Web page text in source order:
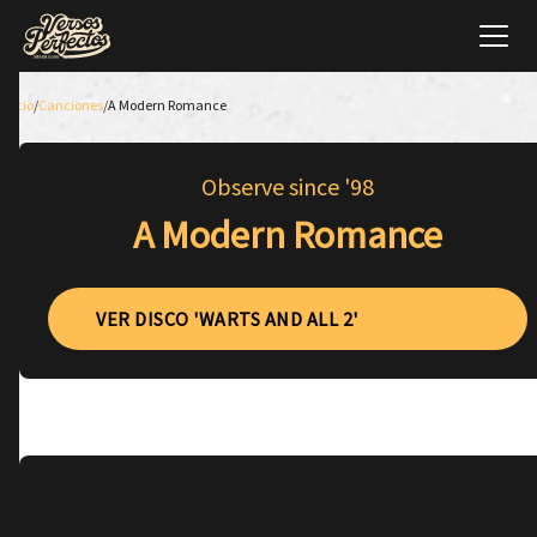
Inicio/Canciones/A Modern Romance
Observe since '98
A Modern Romance
VER DISCO 'WARTS AND ALL 2'